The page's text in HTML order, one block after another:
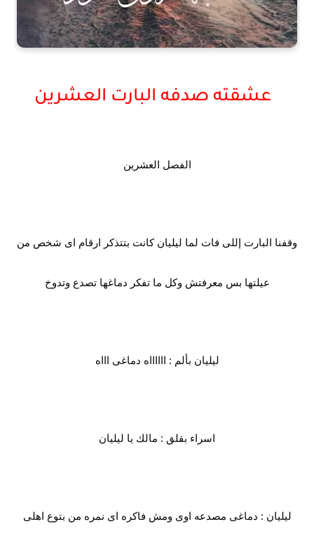
عشقته صدفه البارت العشرين
الفصل العشرين
وقفنا البارت إللى فات لما ليليان كانت بتتذكر ارقام اى شخص من
عيلتها بس معرفتش وكل ما تفكر دماغها تصدع وتدوخ
ليليان بألم : ااااااه دماغى اااه
اسراء بقلق : مالك يا ليليان
ليليان : دماغى مصدعه اوى ومش فاكره اى نمره من بتوع اهلى